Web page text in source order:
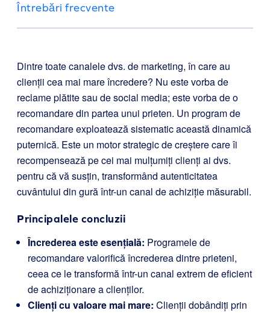
Întrebări frecvente
Dintre toate canalele dvs. de marketing, în care au
clienții cea mai mare încredere? Nu este vorba de
reclame plătite sau de social media; este vorba de o
recomandare din partea unui prieten. Un program de
recomandare exploatează sistematic această dinamică
puternică. Este un motor strategic de creștere care îi
recompensează pe cei mai mulțumiți clienți ai dvs.
pentru că vă susțin, transformând autenticitatea
cuvântului din gură într-un canal de achiziție măsurabil.
Principalele concluzii
Încrederea este esențială: Programele de
recomandare valorifică încrederea dintre prieteni,
ceea ce le transformă într-un canal extrem de eficient
de achiziționare a clienților.
Clienți cu valoare mai mare: Clienții dobândiți prin